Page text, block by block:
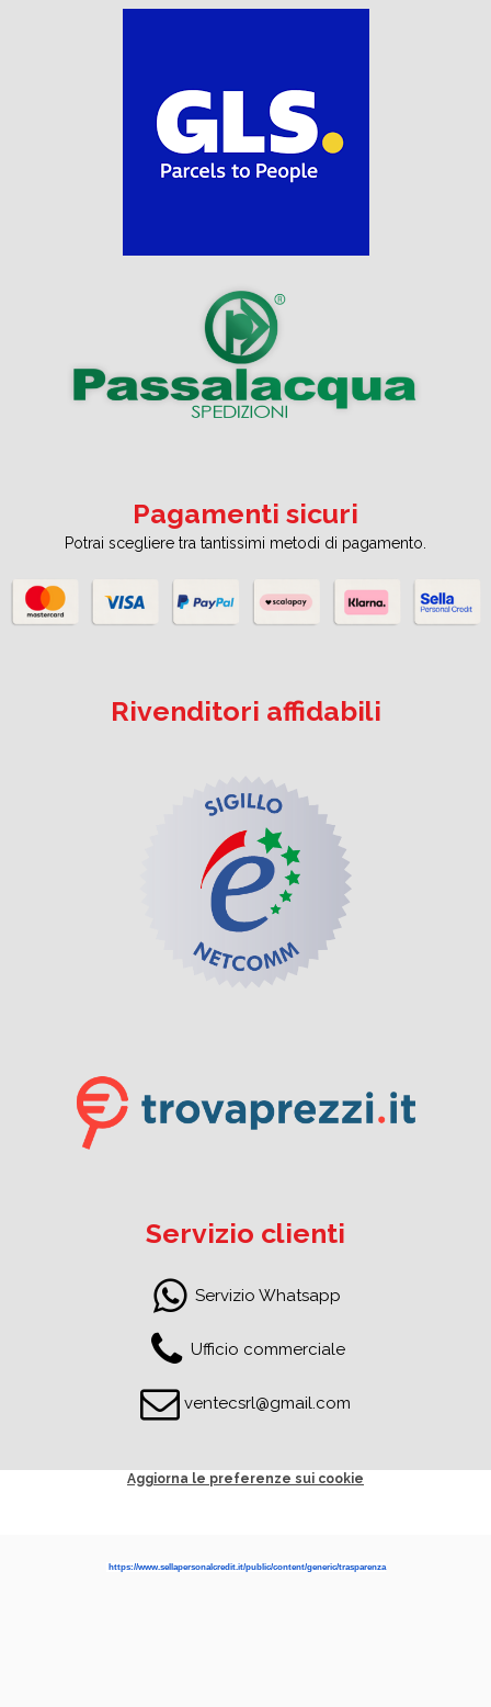
Pagamenti sicuri
Potrai scegliere tra tantissimi metodi di pagamento.
Rivenditori affidabili
Servizio clienti
Servizio Whatsapp
Ufficio commerciale
ventecsrl@gmail.com
Aggiorna le preferenze sui cookie
https://www.sellapersonalcredit.it/public/content/generic/trasparenza